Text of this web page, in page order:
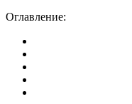
Оглавление: